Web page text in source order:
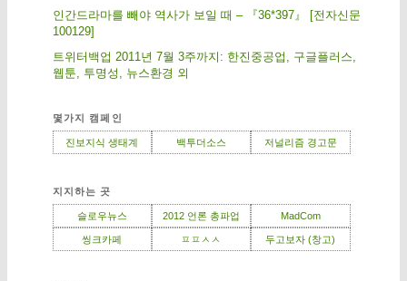
인간드라마를 빼야 역사가 보일 때 – 『36*397』 [전자신문
100129]
트위터백업 2011년 7월 3주까지: 한진중공업, 구글플러스,
웹툰, 투명성, 뉴스환경 외
몇가지 캠페인
진보지식 생태계 백투더소스 저널리즘 경고문
지지하는 곳
슬로우뉴스 2012 언론 총파업 MadCom
씽크카페 ㅍㅍㅅㅅ 두고보자 (창고)